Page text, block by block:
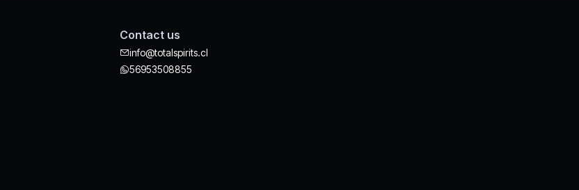
Contact us
info@totalspirits.cl
56953508855